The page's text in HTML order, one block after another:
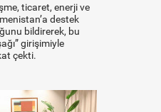
ticaret, enerji ve
destek
bildirerek, bu
girişimiyle
çekti.